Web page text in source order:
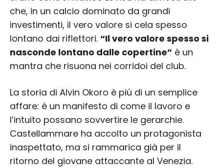
che, in un calcio dominato da grandi
investimenti, il vero valore si cela spesso
lontano dai riflettori. “Il vero valore spesso si
nasconde lontano dalle copertine” è un
mantra che risuona nei corridoi del club.
La storia di Alvin Okoro è più di un semplice
affare: è un manifesto di come il lavoro e
l’intuito possano sovvertire le gerarchie.
Castellammare ha accolto un protagonista
inaspettato, ma si rammarica già per il
ritorno del giovane attaccante al Venezia.